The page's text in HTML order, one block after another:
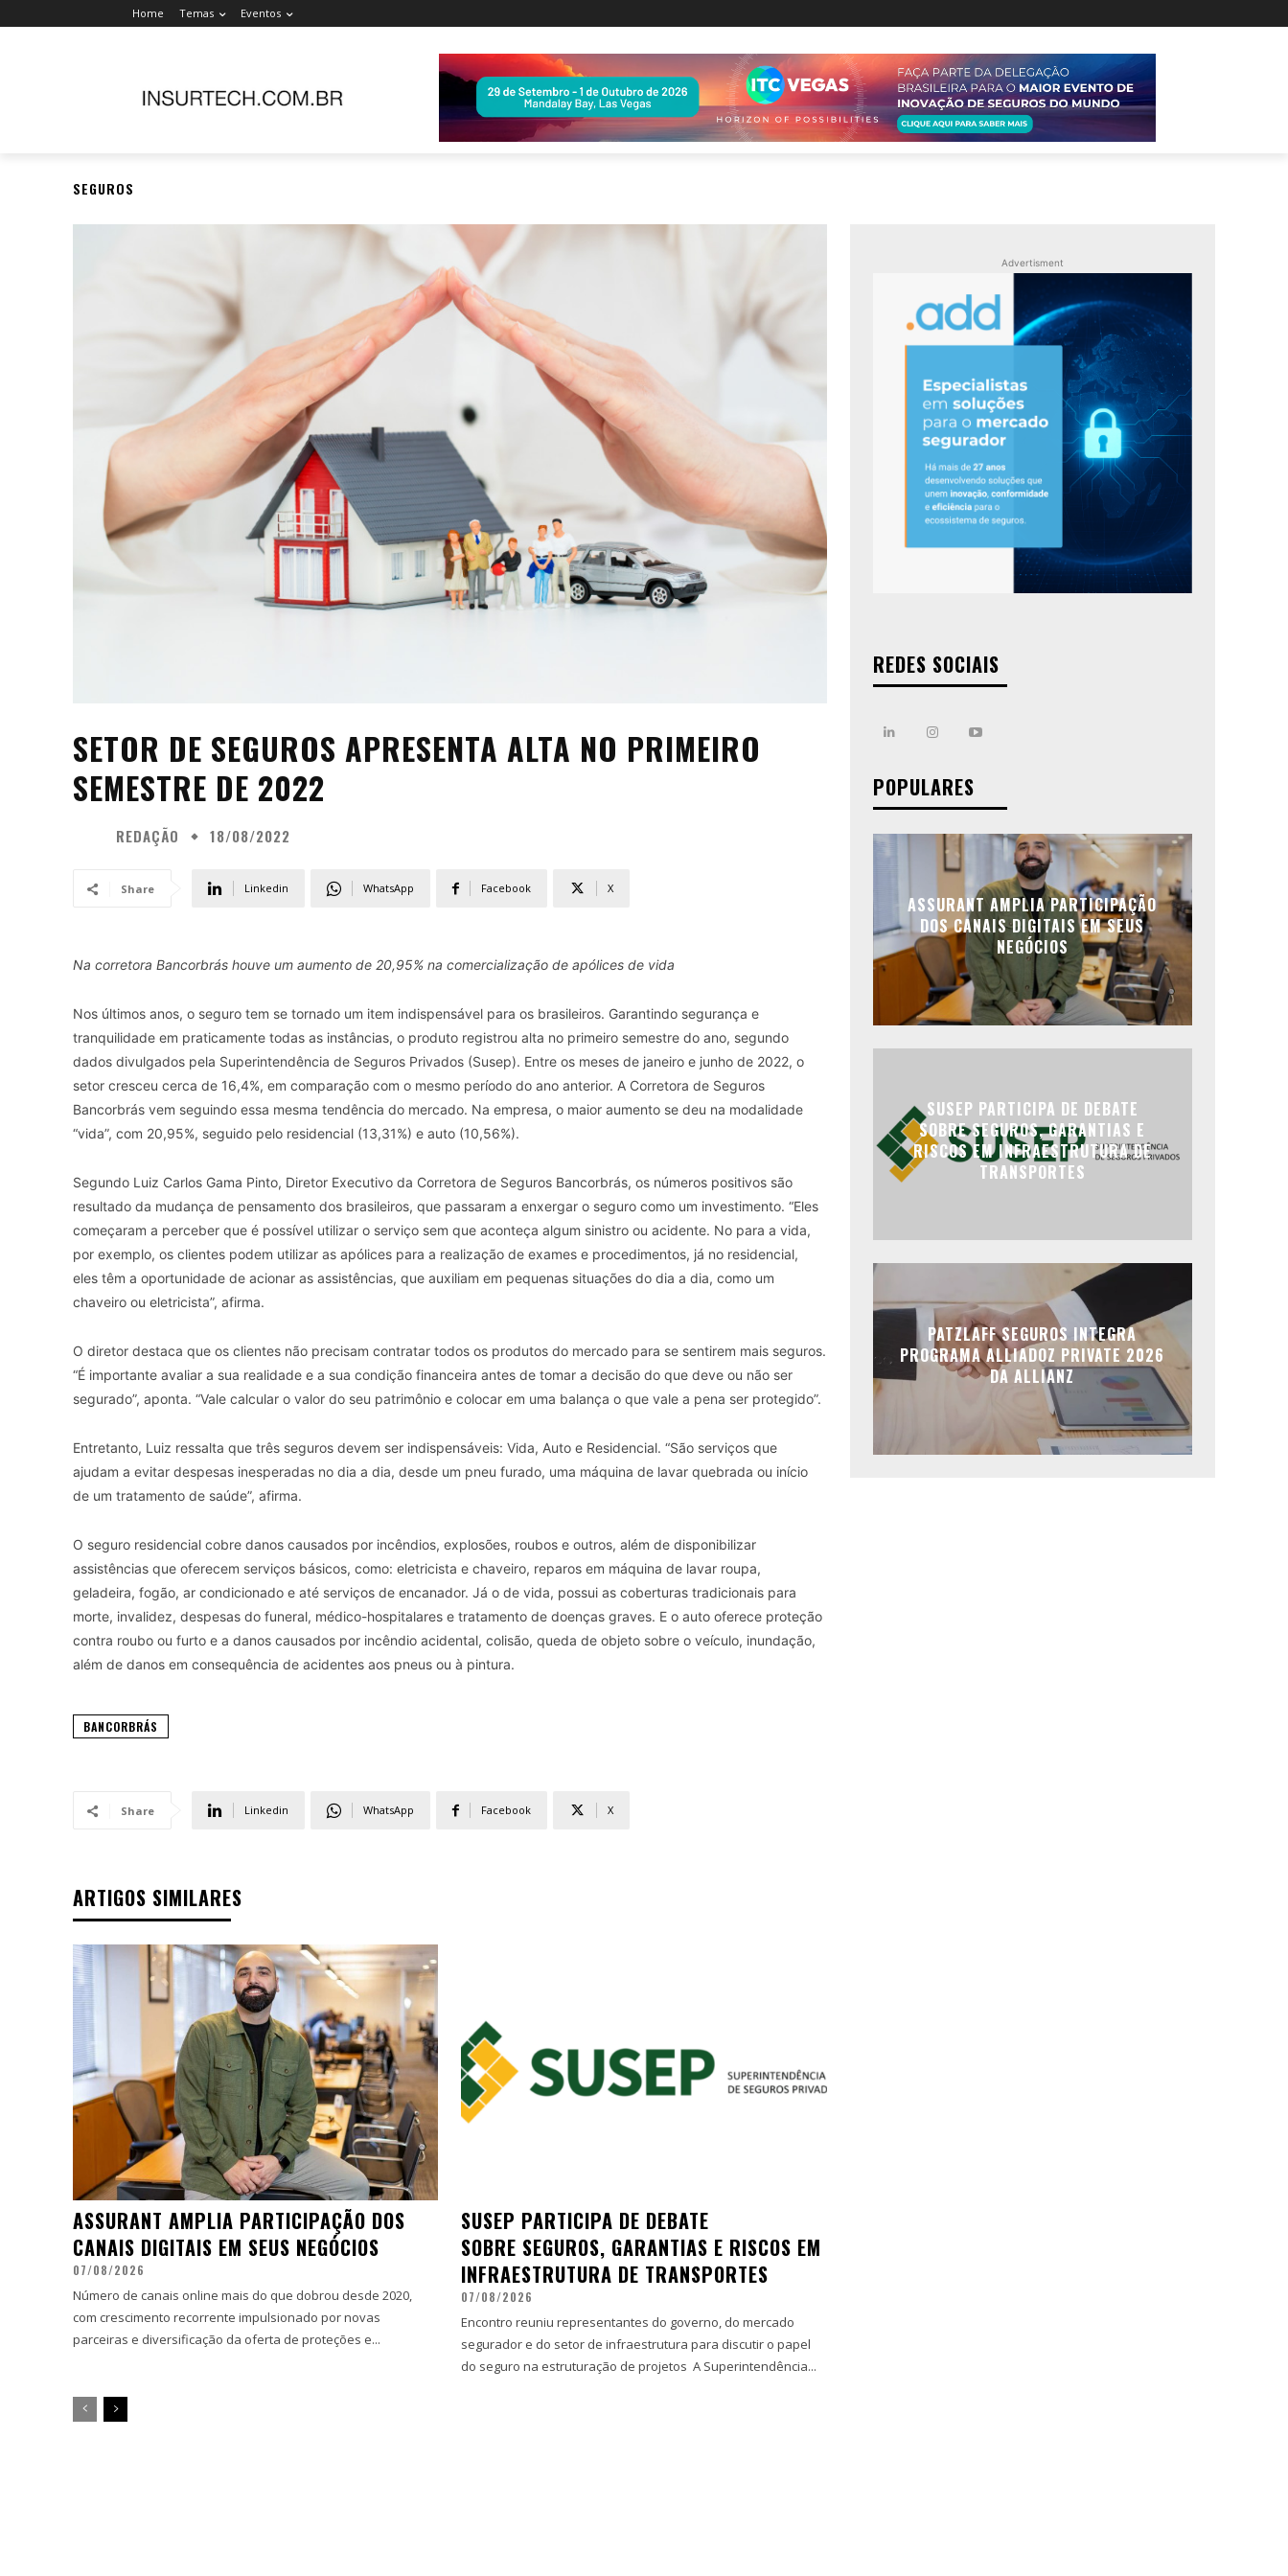
Home Temas Eventos
SEGUROS
SETOR DE SEGUROS APRESENTA ALTA NO PRIMEIRO
SEMESTRE DE 2022
REDAÇÃO 18/08/2022
Share Linkedin WhatsApp Facebook X
Na corretora Bancorbrás houve um aumento de 20,95% na comercialização de apólices de vida
Nos últimos anos, o seguro tem se tornado um item indispensável para os brasileiros. Garantindo segurança e
tranquilidade em praticamente todas as instâncias, o produto registrou alta no primeiro semestre do ano, segundo
dados divulgados pela Superintendência de Seguros Privados (Susep). Entre os meses de janeiro e junho de 2022, o
setor cresceu cerca de 16,4%, em comparação com o mesmo período do ano anterior. A Corretora de Seguros
Bancorbrás vem seguindo essa mesma tendência do mercado. Na empresa, o maior aumento se deu na modalidade
“vida”, com 20,95%, seguido pelo residencial (13,31%) e auto (10,56%).
Segundo Luiz Carlos Gama Pinto, Diretor Executivo da Corretora de Seguros Bancorbrás, os números positivos são
resultado da mudança de pensamento dos brasileiros, que passaram a enxergar o seguro como um investimento. “Eles
começaram a perceber que é possível utilizar o serviço sem que aconteça algum sinistro ou acidente. No para a vida,
por exemplo, os clientes podem utilizar as apólices para a realização de exames e procedimentos, já no residencial,
eles têm a oportunidade de acionar as assistências, que auxiliam em pequenas situações do dia a dia, como um
chaveiro ou eletricista”, afirma.
O diretor destaca que os clientes não precisam contratar todos os produtos do mercado para se sentirem mais seguros.
“É importante avaliar a sua realidade e a sua condição financeira antes de tomar a decisão do que deve ou não ser
segurado”, aponta. “Vale calcular o valor do seu patrimônio e colocar em uma balança o que vale a pena ser protegido”.
Entretanto, Luiz ressalta que três seguros devem ser indispensáveis: Vida, Auto e Residencial. “São serviços que
ajudam a evitar despesas inesperadas no dia a dia, desde um pneu furado, uma máquina de lavar quebrada ou início
de um tratamento de saúde”, afirma.
O seguro residencial cobre danos causados por incêndios, explosões, roubos e outros, além de disponibilizar
assistências que oferecem serviços básicos, como: eletricista e chaveiro, reparos em máquina de lavar roupa,
geladeira, fogão, ar condicionado e até serviços de encanador. Já o de vida, possui as coberturas tradicionais para
morte, invalidez, despesas do funeral, médico-hospitalares e tratamento de doenças graves. E o auto oferece proteção
contra roubo ou furto e a danos causados por incêndio acidental, colisão, queda de objeto sobre o veículo, inundação,
além de danos em consequência de acidentes aos pneus ou à pintura.
BANCORBRÁS
Share Linkedin WhatsApp Facebook X
ARTIGOS SIMILARES
ASSURANT AMPLIA PARTICIPAÇÃO DOS
CANAIS DIGITAIS EM SEUS NEGÓCIOS
07/08/2026
Número de canais online mais do que dobrou desde 2020,
com crescimento recorrente impulsionado por novas
parceiras e diversificação da oferta de proteções e...
SUSEP PARTICIPA DE DEBATE
SOBRE SEGUROS, GARANTIAS E RISCOS EM
INFRAESTRUTURA DE TRANSPORTES
07/08/2026
Encontro reuniu representantes do governo, do mercado
segurador e do setor de infraestrutura para discutir o papel
do seguro na estruturação de projetos A Superintendência...
Advertisment
REDES SOCIAIS
POPULARES
ASSURANT AMPLIA PARTICIPAÇÃO
DOS CANAIS DIGITAIS EM SEUS
NEGÓCIOS
SUSEP PARTICIPA DE DEBATE
SOBRE SEGUROS, GARANTIAS E
RISCOS EM INFRAESTRUTURA DE
TRANSPORTES
PATZLAFF SEGUROS INTEGRA
PROGRAMA ALLIADOZ PRIVATE 2026
DA ALLIANZ